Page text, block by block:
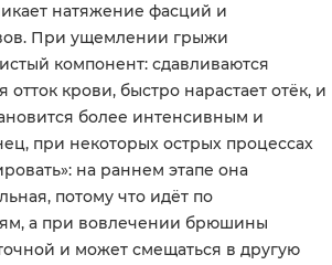
натяжение фасций и
При ущемлении грыжи
компонент: сдавливаются
отток крови, быстро нарастает отёк, и
более интенсивным и
при некоторых острых процессах
на раннем этапе она
потому что идёт по
а при вовлечении брюшины
и может смещаться в другую